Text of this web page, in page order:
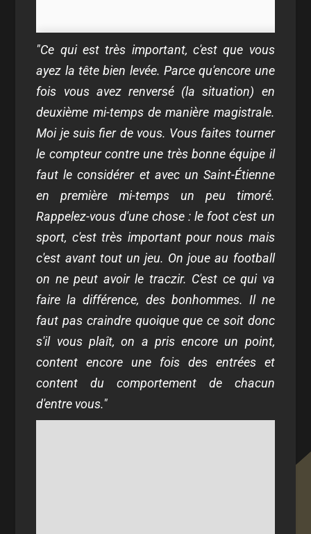
"Ce qui est très important, c'est que vous
ayez la tête bien levée. Parce qu'encore une
fois vous avez renversé (la situation) en
deuxième mi-temps de manière magistrale.
Moi je suis fier de vous. Vous faites tourner
le compteur contre une très bonne équipe il
faut le considérer et avec un Saint-Étienne
en première mi-temps un peu timoré.
Rappelez-vous d'une chose : le foot c'est un
sport, c'est très important pour nous mais
c'est avant tout un jeu. On joue au football
on ne peut avoir le traczir. C'est ce qui va
faire la différence, des bonhommes. Il ne
faut pas craindre quoique que ce soit donc
s'il vous plaît, on a pris encore un point,
content encore une fois des entrées et
content du comportement de chacun
d'entre vous."